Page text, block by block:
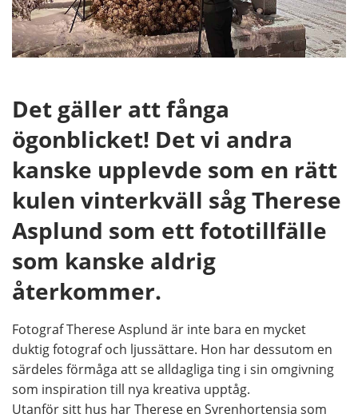
Det gäller att fånga
ögonblicket! Det vi andra
kanske upplevde som en rätt
kulen vinterkväll såg Therese
Asplund som ett fototillfälle
som kanske aldrig
återkommer.
Fotograf Therese Asplund är inte bara en mycket
duktig fotograf och ljussättare. Hon har dessutom en
särdeles förmåga att se alldagliga ting i sin omgivning
som inspiration till nya kreativa upptåg.
Utanför sitt hus har Therese en Syrenhortensia som